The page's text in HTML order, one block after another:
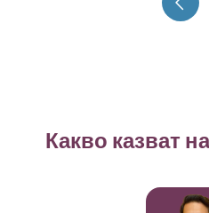
Какво казват